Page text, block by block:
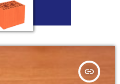
insert_link